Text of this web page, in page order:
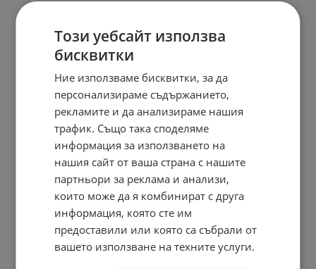
Този уебсайт използва
бисквитки
Ние използваме бисквитки, за да
персонализираме съдържанието,
рекламите и да анализираме нашия
трафик. Също така споделяме
информация за използването на
нашия сайт от ваша страна с нашите
партньори за реклама и анализи,
които може да я комбинират с друга
информация, която сте им
предоставили или която са събрали от
вашето използване на техните услуги.